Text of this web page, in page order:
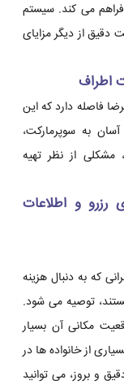
فراهم می کند. سیستم
از دیگر مزایای
اطراف
باب الرضا فاصله دارد که این
به سوپرمارکت،
مشکلی از نظر تهیه
رزرو و اطلاعات
که به دنبال هزینه
توصیه می شود.
مکانی آن بسیار
از خانواده ها در
و بروز، می توانید